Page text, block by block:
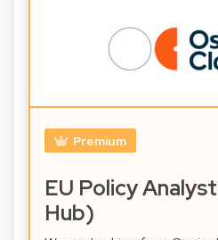
Premium
EU Policy
Hub)